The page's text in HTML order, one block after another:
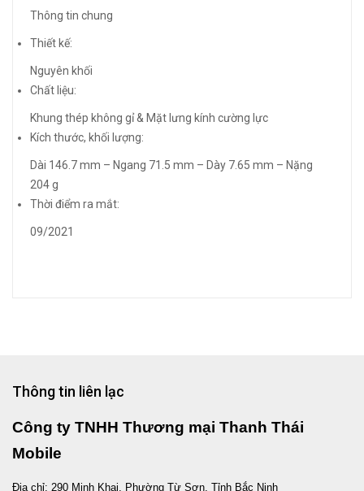
Thông tin chung
Thiết kế:
Nguyên khối
Chất liệu:
Khung thép không gỉ & Mặt lưng kính cường lực
Kích thước, khối lượng:
Dài 146.7 mm – Ngang 71.5 mm – Dày 7.65 mm – Nặng
204 g
Thời điểm ra mắt:
09/2021
Thông tin liên lạc
Công ty TNHH Thương mại Thanh Thái
Mobile
Địa chỉ: 290 Minh Khai, Phường Từ Sơn, Tỉnh Bắc Ninh